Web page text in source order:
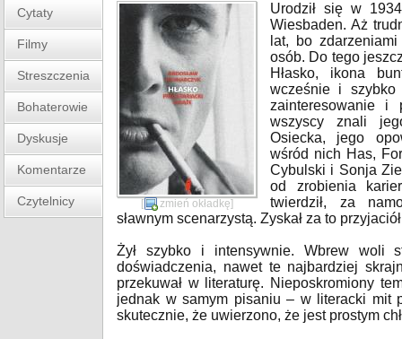
Cytaty
Filmy
Streszczenia
Bohaterowie
Dyskusje
Komentarze
Czytelnicy [ zmień okładkę]
Urodził się w
Wiesbaden. Aż
lat, bo
osób. Do tego
Hłasko, ikona
wcześnie i szybko
zainteresowanie i
wszyscy znali
Osiecka, jego
wśród nich Has,
Cybulski i Sonja
od zrobienia
twierdził, za
sławnym scenarzystą. Zyskał za to
Żył szybko i intensywnie. Wbrew woli
doświadczenia, nawet te najbardziej
przekuwał w literaturę. Nieposkromiony
jednak w samym pisaniu – w literacki mit
skutecznie, że uwierzono, że jest prostym